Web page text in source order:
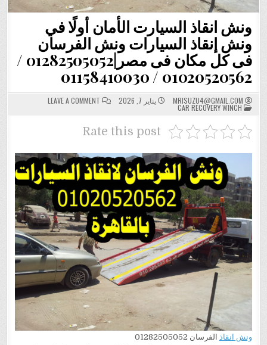
ونش انقاذ السيارت الأمان أولًا في
ونش إنقاذ السيارات ونش الفرسان
فى كل مكان فى مصر|01282505052 /
01020520562 / 01158410030
MRISUZU4@GMAIL.COM يناير 7, 2026 LEAVE A COMMENT
ON
ونش
انقاذ
إنقاذ
السيارات
ونش
الفرسان
فى
كل
مكان
فى
/
01020520562
/
01158410030
POSTED
IN
CAR RECOVERY WINCH
Rate this post
ونش انقاذ الفرسان 01282505052